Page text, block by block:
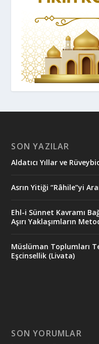
SON YAZILAR
Aldatıcı Yıllar ve
Asrın Yitiği “Râhile”yi
Ehl-i Sünnet Kavramı
Aşırı Yaklaşımların
Müslüman Toplumları
Eşcinsellik (Livata)
SON YORUMLAR